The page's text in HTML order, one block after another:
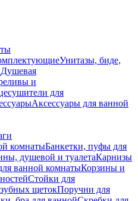
Унитазы, биде,
Душевая
и
для
Аксессуары для ванной
комнатыБанкетки, пуфы для
душевой и туалетаКарнизы
ванной комнатыКорзины и
Стойки для
щетокПоручни для